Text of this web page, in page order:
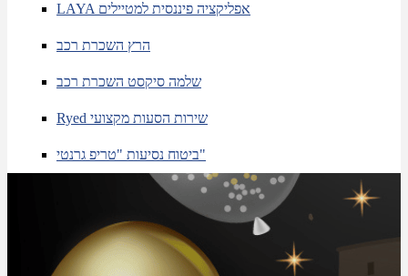
LAYA אפליקציה פיננסית למטיילים
הרץ השכרת רכב
שלמה סיקסט השכרת רכב
Ryed שירות הסעות מקצועי
ביטוח נסיעות "טריפ גרנטי"